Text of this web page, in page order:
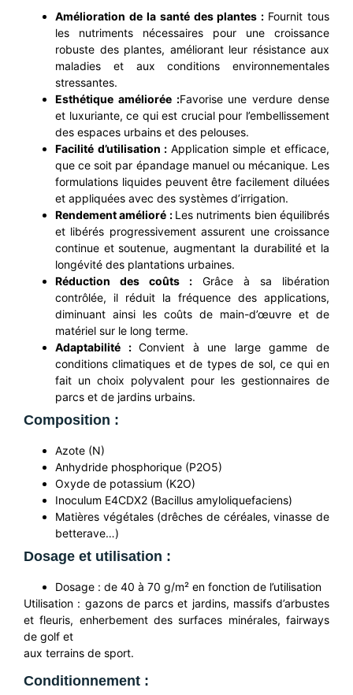
Amélioration de la santé des plantes : Fournit tous
les nutriments nécessaires pour une croissance
robuste des plantes, améliorant leur résistance aux
maladies et aux conditions environnementales
stressantes.
Esthétique améliorée :Favorise une verdure dense
et luxuriante, ce qui est crucial pour l’embellissement
des espaces urbains et des pelouses.
Facilité d’utilisation : Application simple et efficace,
que ce soit par épandage manuel ou mécanique. Les
formulations liquides peuvent être facilement diluées
et appliquées avec des systèmes d’irrigation.
Rendement amélioré : Les nutriments bien équilibrés
et libérés progressivement assurent une croissance
continue et soutenue, augmentant la durabilité et la
longévité des plantations urbaines.
Réduction des coûts : Grâce à sa libération
contrôlée, il réduit la fréquence des applications,
diminuant ainsi les coûts de main-d’œuvre et de
matériel sur le long terme.
Adaptabilité :Convient à une large gamme de
conditions climatiques et de types de sol, ce qui en
fait un choix polyvalent pour les gestionnaires de
parcs et de jardins urbains.
Composition :
Azote (N)
Anhydride phosphorique (P2O5)
Oxyde de potassium (K2O)
Inoculum E4CDX2 (Bacillus amyloliquefaciens)
Matières végétales (drêches de céréales, vinasse de
betterave…)
Dosage et utilisation :
Dosage : de 40 à 70 g/m² en fonction de l’utilisation
Utilisation : gazons de parcs et jardins, massifs d’arbustes
et fleuris, enherbement des surfaces minérales, fairways
de golf et
aux terrains de sport.
Conditionnement :